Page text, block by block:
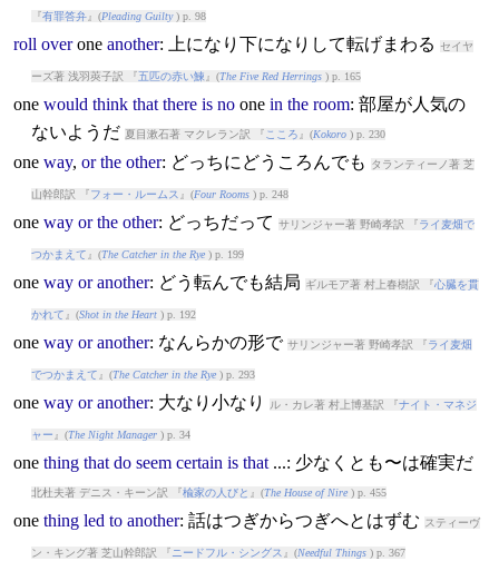
『有罪答弁』(Pleading Guilty) p. 98
roll over one another: 上になり下になりして転げまわる セイヤ
ーズ著 浅羽莢子訳 『五匹の赤い鰊 』(The Five Red Herrings) p. 165
one would think that there is no one in the room: 部屋が人気の
ないようだ 夏目漱石著 マクレラン訳 『 こころ 』(Kokoro) p. 230
one way, or the other: どっちにどうころんでも タランティーノ著 芝
山幹郎訳 『フォー・ルームス 』(Four Rooms) p. 248
one way or the other: どっちだって サリンジャー著 野崎孝訳 『ライ麦畑で
つかまえて 』(The Catcher in the Rye) p. 199
one way or another: どう転んでも結局 ギルモア著 村上春樹訳 『心臓を貫
かれて 』(Shot in the Heart) p. 192
one way or another: なんらかの形で サリンジャー著 野崎孝訳 『ライ麦畑
でつかまえて 』(The Catcher in the Rye) p. 293
one way or another: 大なり小なり ル・カレ著 村上博基訳 『ナイト・マネジ
ャー 』(The Night Manager) p. 34
one thing that do seem certain is that...: 少なくとも〜は確実だ
北杜夫著 デニス・キーン訳 『楡家の人びと 』(The House of Nire) p. 455
one thing led to another: 話はつぎからつぎへとはずむ スティーヴ
ン・キング著 芝山幹郎訳 『 ニードフル・シングス 』(Needful Things) p. 367